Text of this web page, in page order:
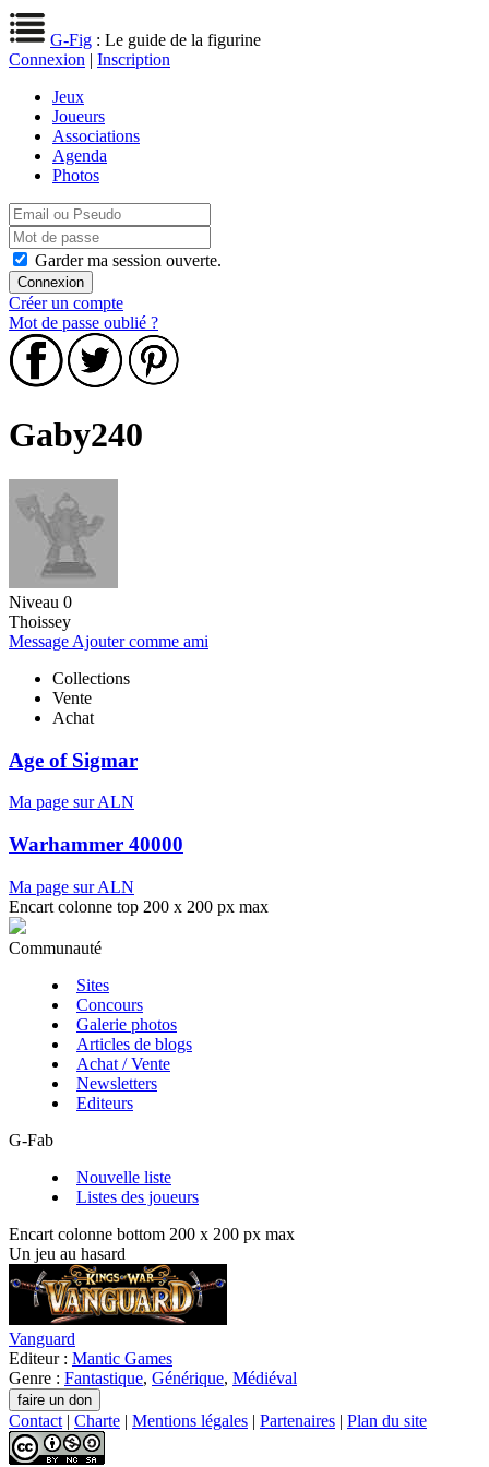
G-Fig : Le guide de la figurine
Connexion | Inscription
Jeux
Joueurs
Associations
Agenda
Photos
Garder ma session ouverte.
Créer un compte
Mot de passe oublié ?
Gaby240
Niveau 0
Thoissey
Message Ajouter comme ami
Collections
Vente
Achat
Age of Sigmar
Ma page sur ALN
Warhammer 40000
Ma page sur ALN
Encart colonne top 200 x 200 px max
Communauté
Sites
Concours
Galerie photos
Articles de blogs
Achat / Vente
Newsletters
Editeurs
G-Fab
Nouvelle liste
Listes des joueurs
Encart colonne bottom 200 x 200 px max
Un jeu au hasard
Vanguard
Editeur : Mantic Games
Genre : Fantastique, Générique, Médiéval
Contact | Charte | Mentions légales | Partenaires | Plan du site